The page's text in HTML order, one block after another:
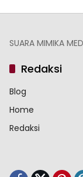
SUARA MIMIKA
Redaksi
Blog
Home
Redaksi